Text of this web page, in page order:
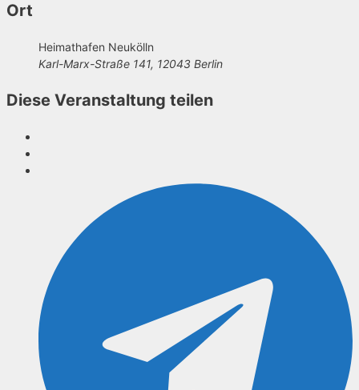
Ort
Heimathafen Neukölln
Karl-Marx-Straße 141, 12043 Berlin
Diese Veranstaltung teilen